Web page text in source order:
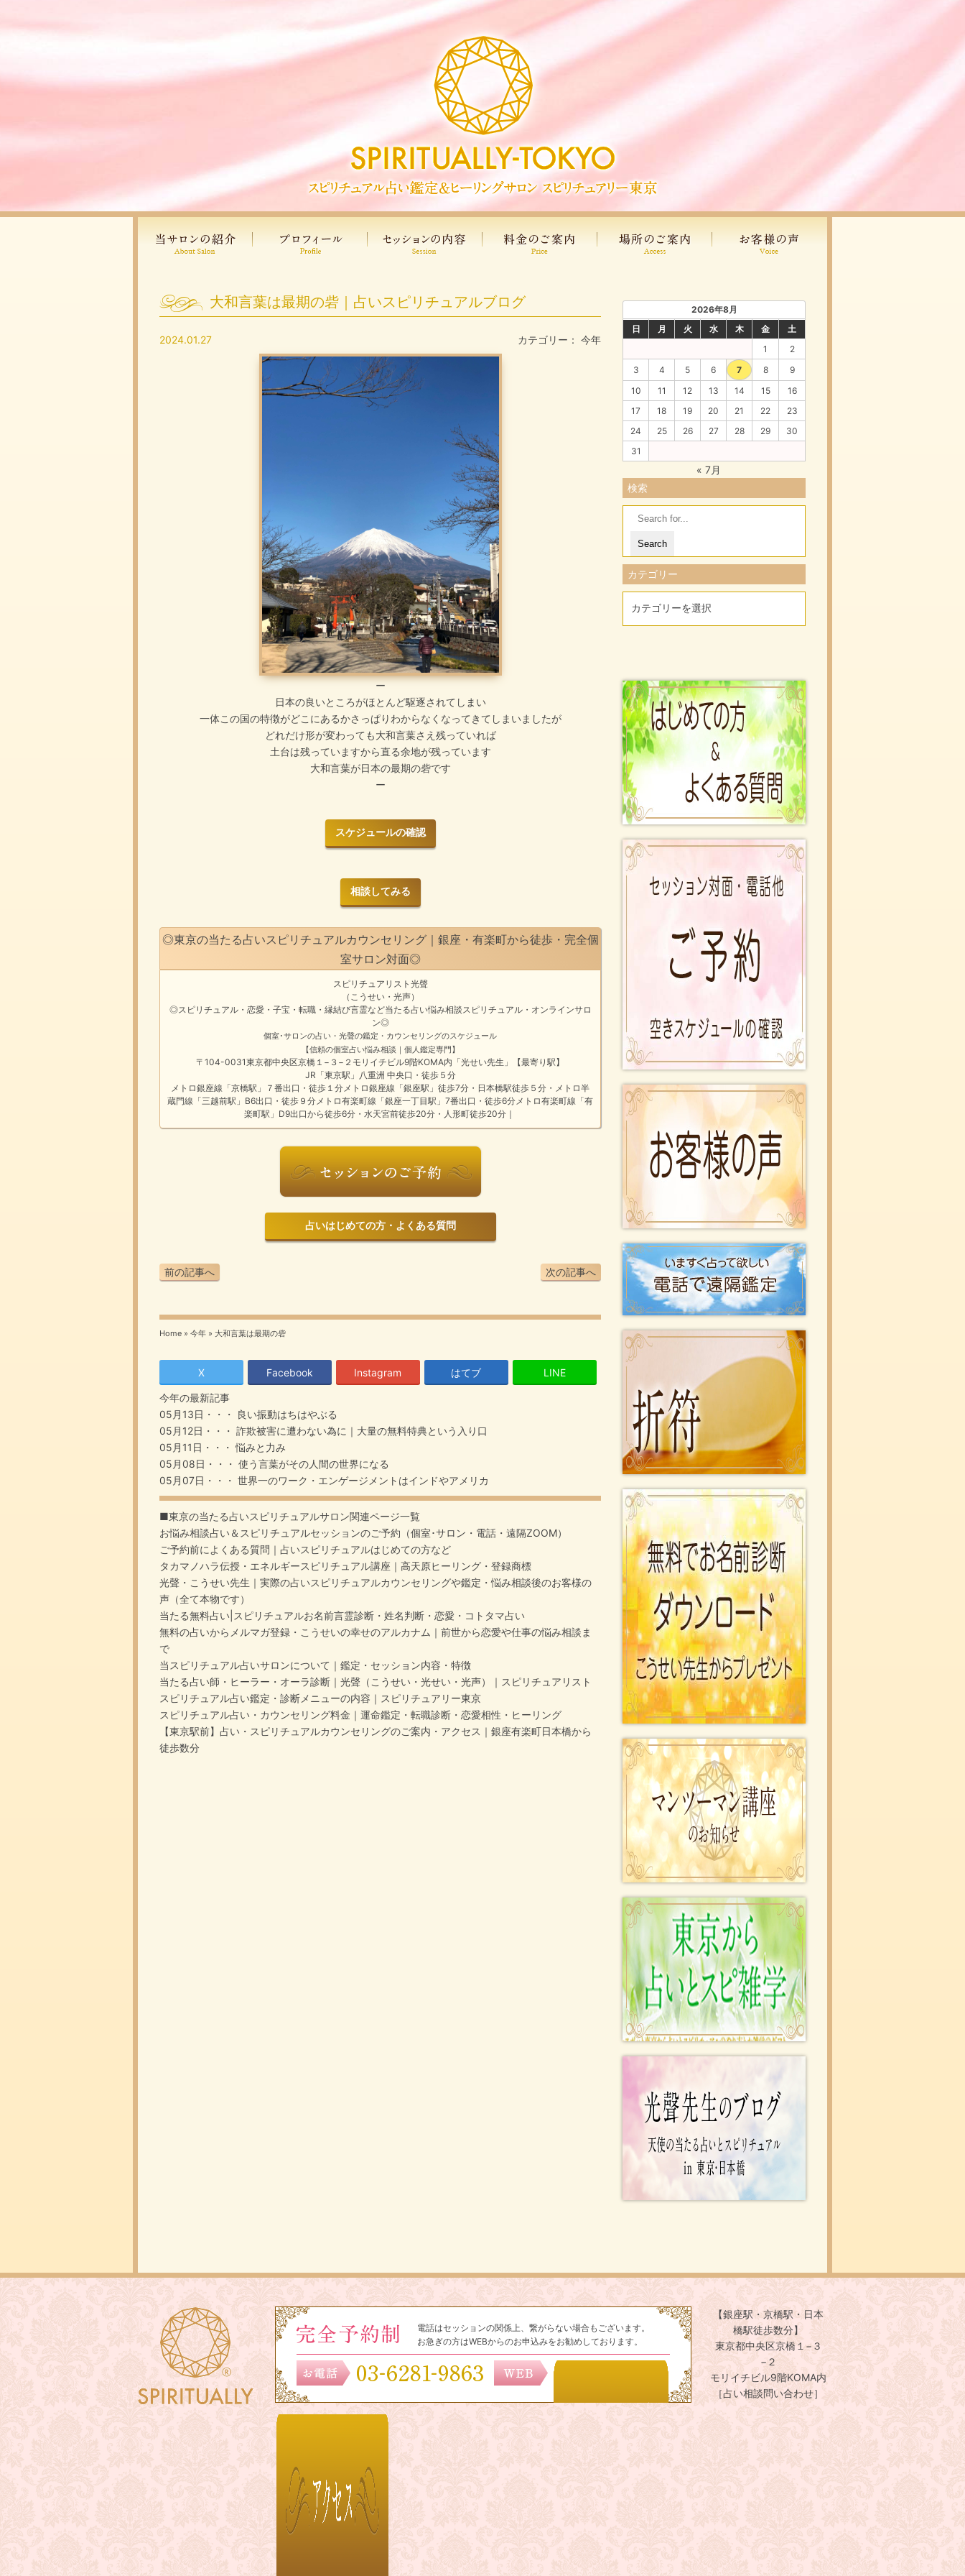
大和言葉は最期の砦｜占いスピリチュアルブログ
カテゴリー： 今年
2024.01.27
ー
日本の良いところがほとんど駆逐されてしまい
一体この国の特徴がどこにあるかさっぱりわからなくなってきてしまいましたが
どれだけ形が変わっても大和言葉さえ残っていれば
土台は残っていますから直る余地が残っています
大和言葉が日本の最期の砦です
ー
スケジュールの確認
相談してみる
◎東京の当たる占いスピリチュアルカウンセリング｜銀座・有楽町から徒歩・完全個
室サロン対面◎
スピリチュアリスト光聲
（こうせい・光声）
◎スピリチュアル・恋愛・子宝・転職・縁結び言霊など当たる占い悩み相談スピリチュアル・オンラインサロ
ン◎
個室･サロンの占い・光聲の鑑定・カウンセリングのスケジュール
【信頼の個室占い悩み相談｜個人鑑定専門】
〒104-0031東京都中央区京橋１−３−２モリイチビル9階KOMA内「光せい先生」【最寄り駅】
JR「東京駅」八重洲 中央口・徒歩５分
メトロ銀座線「京橋駅」７番出口・徒歩１分メトロ銀座線「銀座駅」徒歩7分・日本橋駅徒歩５分・メトロ半
蔵門線「三越前駅」B6出口・徒歩９分メトロ有楽町線「銀座一丁目駅」7番出口・徒歩6分メトロ有楽町線「有
楽町駅」D9出口から徒歩6分・水天宮前徒歩20分・人形町徒歩20分｜
占いはじめての方・よくある質問
次の記事へ
前の記事へ
Home » 今年 » 大和言葉は最期の砦
X Facebook Instagram はてブ LINE
今年の最新記事
05月13日・・・
良い振動はちはやぶる
05月12日・・・ 詐欺被害に遭わない為に｜大量の無料特典という入り口
05月11日・・・ 悩みと力み
05月08日・・・ 使う言葉がその人間の世界になる
05月07日・・・ 世界一のワーク・エンゲージメントはインドやアメリカ
■東京の当たる占いスピリチュアルサロン関連ページ一覧
お悩み相談占い＆スピリチュアルセッションのご予約（個室･サロン・電話・遠隔ZOOM）
ご予約前によくある質問｜占いスピリチュアルはじめての方など
タカマノハラ伝授・エネルギースピリチュアル講座｜高天原ヒーリング・登録商標
光聲・こうせい先生｜実際の占いスピリチュアルカウンセリングや鑑定・悩み相談後のお客様の
声（全て本物です）
当たる無料占い|スピリチュアルお名前言霊診断・姓名判断・恋愛・コトタマ占い
無料の占いからメルマガ登録・こうせいの幸せのアルカナム｜前世から恋愛や仕事の悩み相談ま
で
当スピリチュアル占いサロンについて｜鑑定・セッション内容・特徴
当たる占い師・ヒーラー・オーラ診断｜光聲（こうせい・光せい・光声）｜スピリチュアリスト
スピリチュアル占い鑑定・診断メニューの内容｜スピリチュアリー東京
スピリチュアル占い・カウンセリング料金｜運命鑑定・転職診断・恋愛相性・ヒーリング
【東京駅前】占い・スピリチュアルカウンセリングのご案内・アクセス｜銀座有楽町日本橋から
徒歩数分
2026年8月
日
月 火 水 木 金
土
1
2
3
4 5 6 7 8
9
10
11 12 13 14 15
16
17
18 19 20 21 22
23
24
25 26 27 28 29
30
31
« 7月
検索
Search
カテゴリー
電話はセッションの関係上、繋がらない場合もございます。
お急ぎの方はWEBからのお申込みをお勧めしております。
【銀座駅・京橋駅・日本
橋駅徒歩数分】
東京都中央区京橋１−３
−２
モリイチビル9階KOMA内
［占い相談問い合わせ］